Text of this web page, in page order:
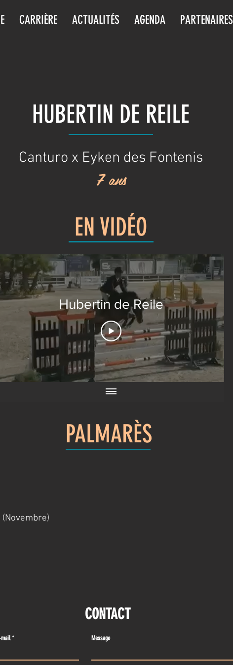
CARRIÈRE ACTUALITÉS AGENDA PARTENAIRES
HUBERTIN DE REILE
Canturo x Eyken des Fontenis
7 ans
EN VIDÉO
Hubertin de Reile
PALMARÈS
CONTACT
mail Message